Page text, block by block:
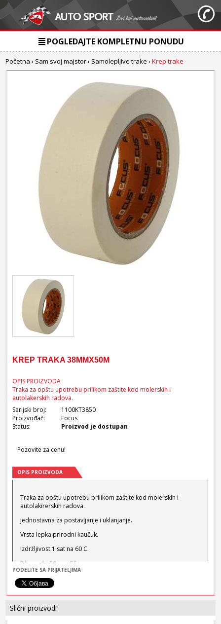
POGLEDAJTE KOMPLETNU PONUDU
Početna › Sam svoj majstor› Samolepljive trake ›Krep trake
KREP TRAKA 38MMX50M
OPIS PROIZVODA
Traka za opštu upotrebu prilikom zaštite kod molerskih i
autolakerskih radova.
Serijski broj:
1100KT3850
Proizvođač:
Focus
Status:
Proizvod je dostupan
Pozovite za cenu!
OPIS PROIZVODA
Traka za opštu upotrebu prilikom zaštite kod molerskih i
autolakirerskih radova.
Jednostavna za postavljanje i uklanjanje.
Vrsta lepka:prirodni kaučuk.
Izdržljivost.1 sat na 60 C.
Dimenzija:50mmx50m.
PODELITE SA PRIJATELJIMA
Slični proizvodi